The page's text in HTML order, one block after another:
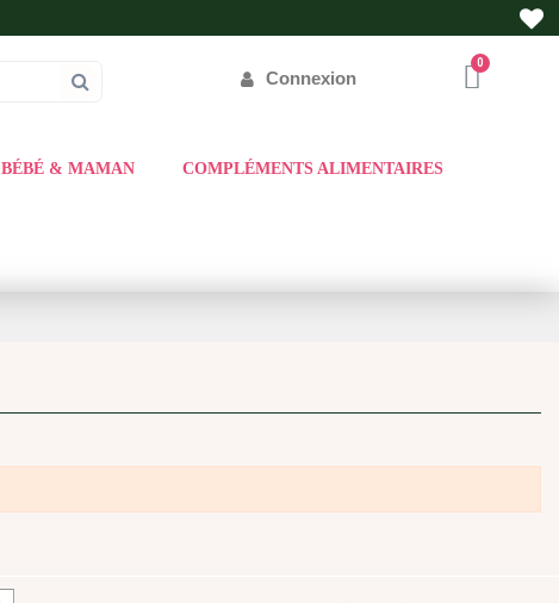
Connexion
BÉBÉ & MAMAN COMPLÉMENTS ALIMENTAIRES